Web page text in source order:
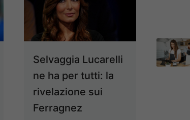
Selvaggia Lucarelli
ne ha per tutti: la
rivelazione sui
Ferragnez